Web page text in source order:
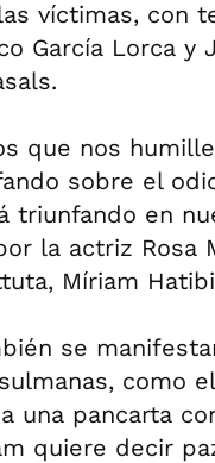
víctimas, con
García Lorca y
que nos
sobre el
triunfando en
la actriz Rosa
Míriam
se
como
una pancarta
quiere decir